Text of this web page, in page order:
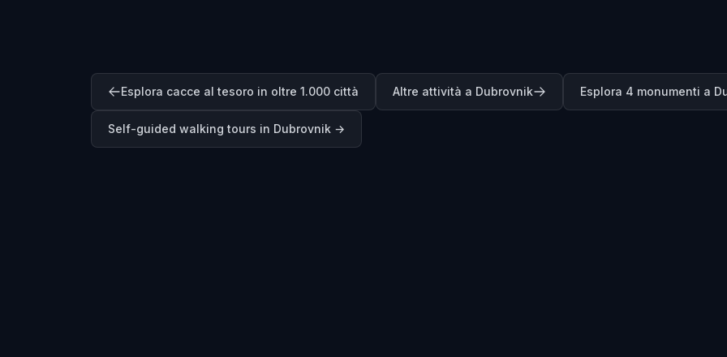
Esplora cacce al tesoro in oltre 1.000 città Altre attività a Dubrovnik Esplora 4 monumenti a
Self-guided walking tours in Dubrovnik →